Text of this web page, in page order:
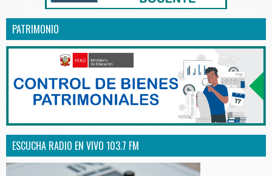
PATRIMONIO
ESCUCHA RADIO EN VIVO 103.7 FM